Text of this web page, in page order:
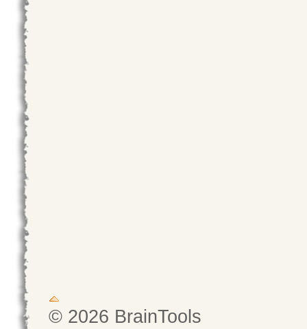
© 2026 BrainTools